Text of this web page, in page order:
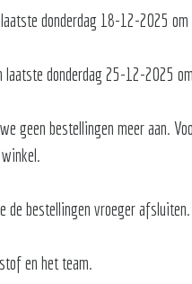
donderdag 18-12-2025
laatste donderdag 25-12-2025
geen bestellingen meer aan.
winkel.
de bestellingen vroeger afsluiten.
en het team.